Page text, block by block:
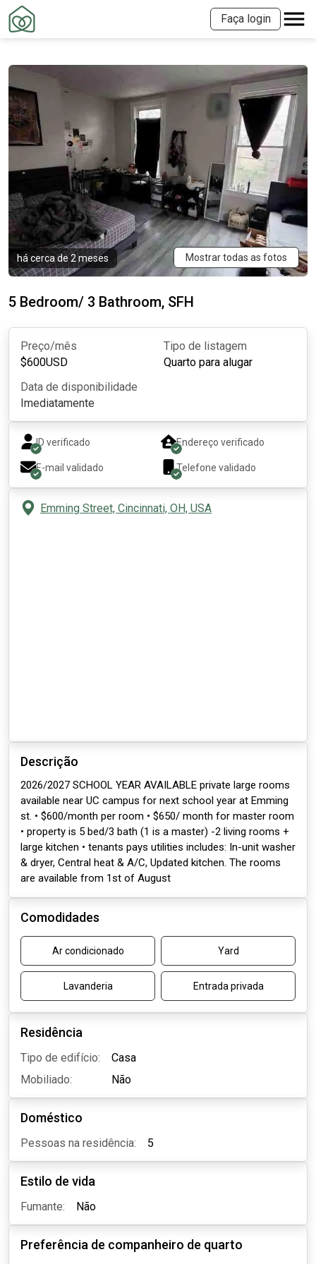
Faça login
há cerca de 2 meses Mostrar todas as fotos
5 Bedroom/ 3 Bathroom, SFH
Preço/mês
$600USD
Tipo de listagem
Quarto para alugar
Data de disponibilidade
Imediatamente
ID verificado Endereço verificado
E-mail validado Telefone validado
Emming Street, Cincinnati, OH, USA
Descrição
2026/2027 SCHOOL YEAR AVAILABLE private large rooms
available near UC campus for next school year at Emming
st. • $600/month per room • $650/ month for master room
• property is 5 bed/3 bath (1 is a master) -2 living rooms +
large kitchen • tenants pays utilities includes: In-unit washer
& dryer, Central heat & A/C, Updated kitchen. The rooms
are available from 1st of August
Comodidades
Ar condicionado Yard
Lavanderia Entrada privada
Residência
Tipo de edifício:
Casa
Mobiliado:
Não
Doméstico
Pessoas na residência: 5
Estilo de vida
Fumante: Não
Preferência de companheiro de quarto